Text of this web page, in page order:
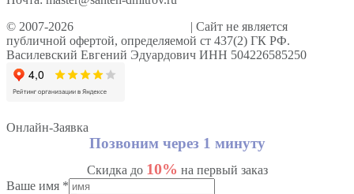
© 2007-2026
| Сайт не является
публичной офертой, определяемой ст 437(2) ГК РФ.
Василевский Евгений Эдуардович ИНН 504226585250
Онлайн-Заявка
Позвоним через 1 минуту
Скидка до 10% на первый заказ
Ваше имя *